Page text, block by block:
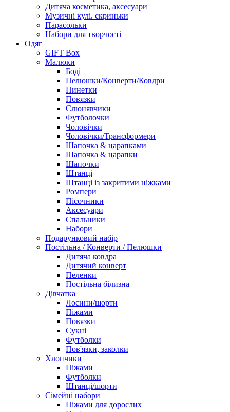
Дитяча косметика, аксесуари
Музичні кулі. скриньки
Парасольки
Набори для творчості
Одяг
GIFT Box
Малюки
Боді
Пелюшки/Конверти/Ковдри
Пинетки
Повязки
Слюнявчики
Футболочки
Чоловічки
Чоловічки/Трансформери
Шапочка & царапками
Шапочка & царапки
Шапочки
Штанці
Штанці із закритими ніжками
Ромпери
Пісочники
Аксесуари
Спальники
Набори
Подарунковий набір
Постільна / Конверти / Пелюшки
Дитяча ковдра
Дитячий конверт
Пеленки
Постільна білизна
Дівчатка
Лосини/шорти
Піжами
Повязки
Сукні
Футболки
Пов'язки, заколки
Хлопчики
Піжами
Футболки
Штанці/шорти
Сімейні набори
Піжами для дорослих